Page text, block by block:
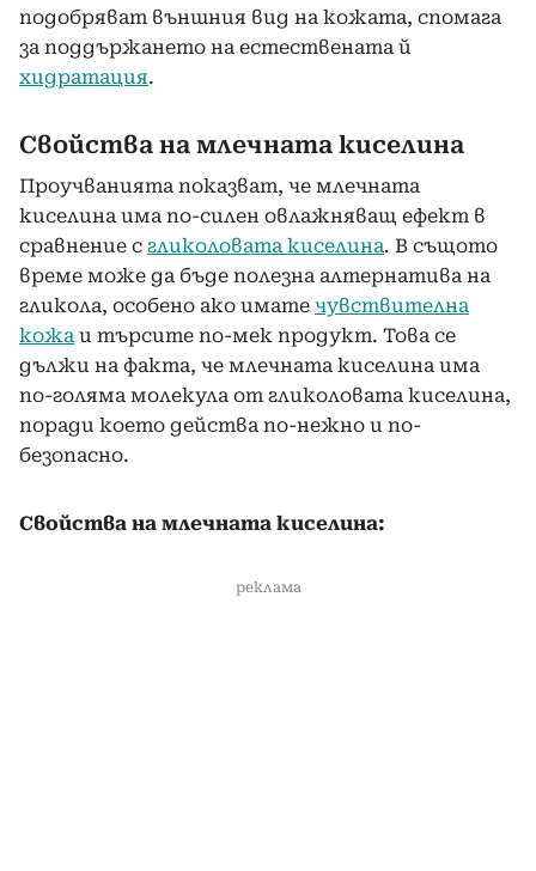
подобряват външния вид на кожата, спомага
за поддържането на естествената й
хидратация.
Свойства на млечната киселина
Проучванията показват, че млечната
киселина има по-силен овлажняващ ефект в
сравнение с гликоловата киселина. В същото
време може да бъде полезна алтернатива на
гликола, особено ако имате чувствителна
кожа и търсите по-мек продукт. Това се
дължи на факта, че млечната киселина има
по-голяма молекула от гликоловата киселина,
поради което действа по-нежно и по-
безопасно.
Свойства на млечната киселина:
реклама